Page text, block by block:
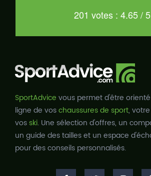
201 votes : 4.65 / 5
SportAdvice vous permet d'être
ligne de voschaussures de sport, votre
vosski. Une sélection d'offres, un
un guide des tailles et un espace
pour des conseils personnalisés.